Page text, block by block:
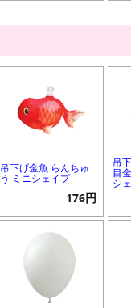
吊下げ金魚 らんちゅ
う ミニシェイプ
176円
吊
目
シ